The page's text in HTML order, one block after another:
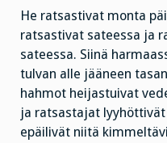
He ratsastivat monta
ratsastivat sateessa ja
sateessa. Siinä
tulvan alle jääneen
hahmot heijastuivat
ja ratsastajat
epäilivät niitä